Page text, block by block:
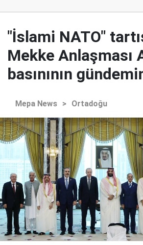
"İslami NATO"
Mekke Anlaşması
basınının
Mepa News > Ortadoğu